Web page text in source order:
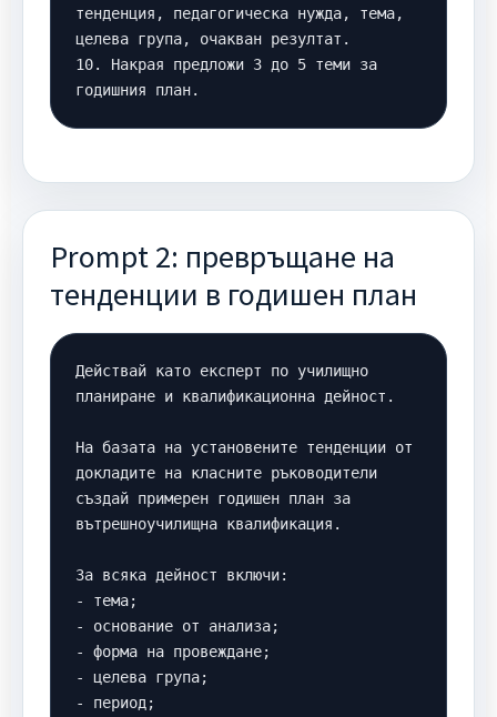
тенденция, педагогическа нужда, тема,
целева група, очакван резултат.
10. Накрая предложи 3 до 5 теми за
годишния план.
Prompt 2: превръщане на
тенденции в годишен план
Действай като експерт по училищно
планиране и квалификационна дейност.
На базата на установените тенденции от
докладите на класните ръководители
създай примерен годишен план за
вътрешноучилищна квалификация.
За всяка дейност включи:
- тема;
- основание от анализа;
- форма на провеждане;
- целева група;
- период;